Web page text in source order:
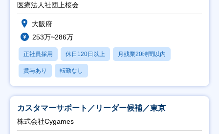
医療法人社団上桜会
大阪府
253万~286万
正社員採用 休日120日以上 月残業20時間以内
賞与あり 転勤なし
カスタマーサポート／リーダー候補／東京
株式会社Cygames